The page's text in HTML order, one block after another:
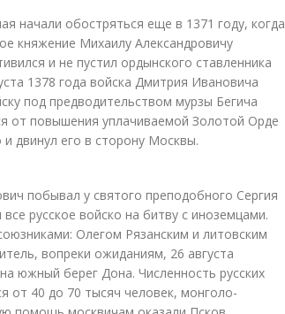
начали обостряться еще в 1371 году, когда
княжение Михаилу Александровичу
и не пустил ордынского ставленника
1378 года войска Дмитрия Ивановича
под предводительством мурзы Бегича
от повышения уплачиваемой Золотой Орде
двинул его в сторону Москвы.
побывал у святого преподобного Сергия
русское войско на битву с иноземцами.
Олегом Рязанским и литовским
вопреки ожиданиям, 26 августа
южный берег Дона. Численность русских
от 40 до 70 тысяч человек, монголо-